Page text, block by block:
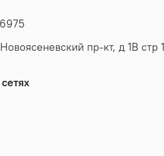
пр-кт, д 1В стр 1